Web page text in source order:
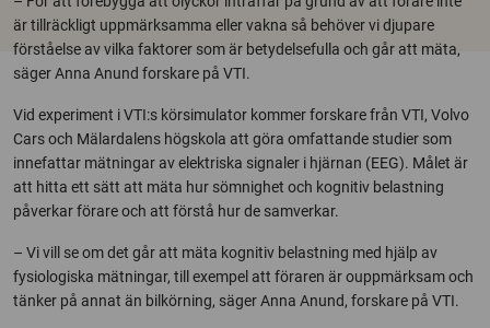
är tillräckligt uppmärksamma eller vakna så behöver vi djupare
förståelse av vilka faktorer som är betydelsefulla och går att mäta,
säger Anna Anund forskare på VTI.
Vid experiment i VTI:s körsimulator kommer forskare från VTI, Volvo
Cars och Mälardalens högskola att göra omfattande studier som
innefattar mätningar av elektriska signaler i hjärnan (EEG). Målet är
att hitta ett sätt att mäta hur sömnighet och kognitiv belastning
påverkar förare och att förstå hur de samverkar.
– Vi vill se om det går att mäta kognitiv belastning med hjälp av
fysiologiska mätningar, till exempel att föraren är ouppmärksam och
tänker på annat än bilkörning, säger Anna Anund, forskare på VTI.